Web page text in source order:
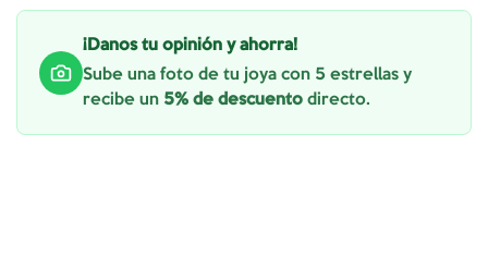
¡Danos tu opinión y ahorra!
Sube una foto de tu joya con 5 estrellas y
recibe un 5% de descuento directo.